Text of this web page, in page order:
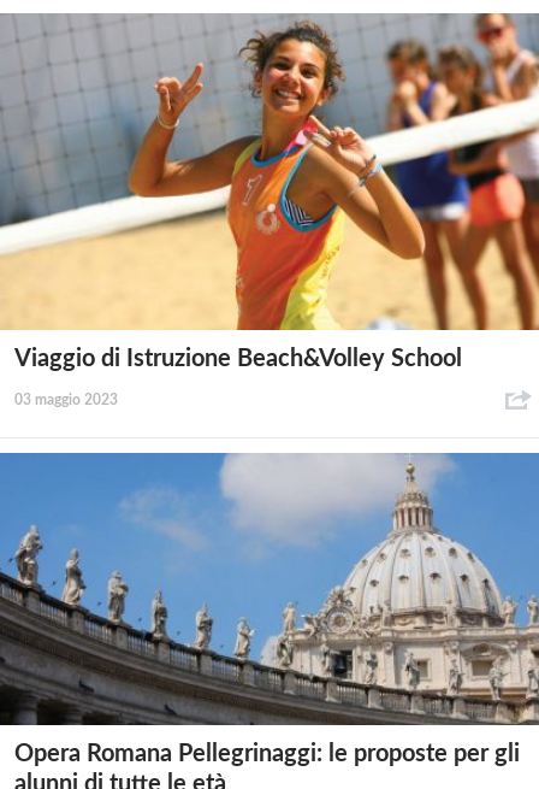
Viaggio di Istruzione Beach&Volley School
03 maggio 2023
Opera Romana Pellegrinaggi: le proposte per gli